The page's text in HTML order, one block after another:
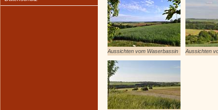
Aussichten vom Waserbassin Aussichten